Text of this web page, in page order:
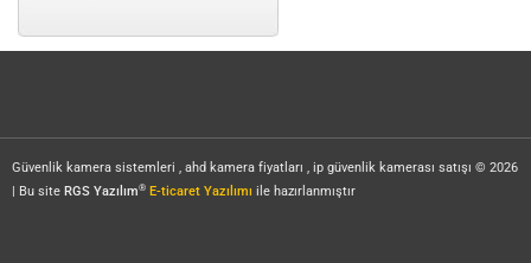
Güvenlik kamera sistemleri , ahd kamera fiyatları , ip güvenlik kamerası satışı © 2026
| Bu site RGS Yazılım® E-ticaret Yazılımı ile hazırlanmıştır